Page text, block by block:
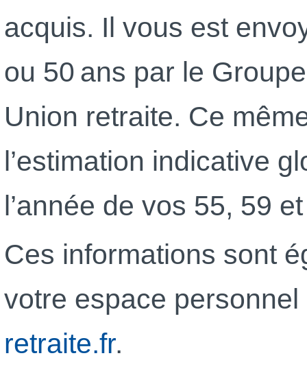
acquis. Il vous est
ou 50 ans par le
Union retraite. Ce
l’estimation indicative
l’année de vos 55, 59
Ces informations sont
votre espace
retraite.fr.